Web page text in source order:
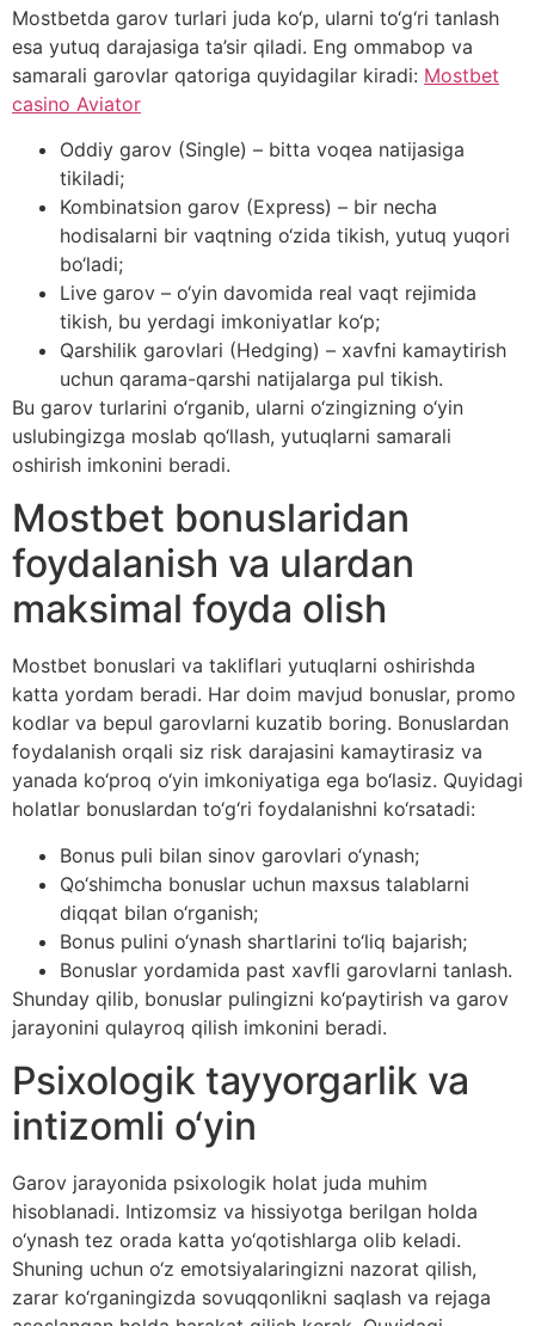
Mostbetda garov turlari juda ko‘p, ularni to‘g‘ri tanlash
esa yutuq darajasiga ta’sir qiladi. Eng ommabop va
samarali garovlar qatoriga quyidagilar kiradi: Mostbet
casino Aviator
Oddiy garov (Single) – bitta voqea natijasiga
tikiladi;
Kombinatsion garov (Express) – bir necha
hodisalarni bir vaqtning o‘zida tikish, yutuq yuqori
bo‘ladi;
Live garov – o‘yin davomida real vaqt rejimida
tikish, bu yerdagi imkoniyatlar ko‘p;
Qarshilik garovlari (Hedging) – xavfni kamaytirish
uchun qarama-qarshi natijalarga pul tikish.
Bu garov turlarini o‘rganib, ularni o‘zingizning o‘yin
uslubingizga moslab qo‘llash, yutuqlarni samarali
oshirish imkonini beradi.
Mostbet bonuslaridan
foydalanish va ulardan
maksimal foyda olish
Mostbet bonuslari va takliflari yutuqlarni oshirishda
katta yordam beradi. Har doim mavjud bonuslar, promo
kodlar va bepul garovlarni kuzatib boring. Bonuslardan
foydalanish orqali siz risk darajasini kamaytirasiz va
yanada ko‘proq o‘yin imkoniyatiga ega bo‘lasiz. Quyidagi
holatlar bonuslardan to‘g‘ri foydalanishni ko‘rsatadi:
Bonus puli bilan sinov garovlari o‘ynash;
Qo‘shimcha bonuslar uchun maxsus talablarni
diqqat bilan o‘rganish;
Bonus pulini o‘ynash shartlarini to‘liq bajarish;
Bonuslar yordamida past xavfli garovlarni tanlash.
Shunday qilib, bonuslar pulingizni ko‘paytirish va garov
jarayonini qulayroq qilish imkonini beradi.
Psixologik tayyorgarlik va
intizomli o‘yin
Garov jarayonida psixologik holat juda muhim
hisoblanadi. Intizomsiz va hissiyotga berilgan holda
o‘ynash tez orada katta yo‘qotishlarga olib keladi.
Shuning uchun o‘z emotsiyalaringizni nazorat qilish,
zarar ko‘rganingizda sovuqqonlikni saqlash va rejaga